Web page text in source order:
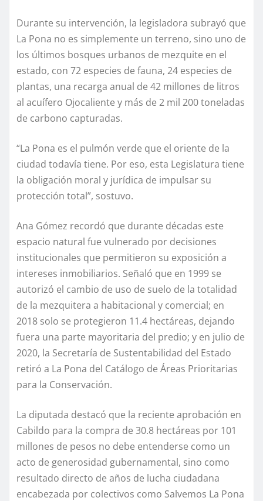
Durante su intervención, la legisladora subrayó que
La Pona no es simplemente un terreno, sino uno de
los últimos bosques urbanos de mezquite en el
estado, con 72 especies de fauna, 24 especies de
plantas, una recarga anual de 42 millones de litros
al acuífero Ojocaliente y más de 2 mil 200 toneladas
de carbono capturadas.
“La Pona es el pulmón verde que el oriente de la
ciudad todavía tiene. Por eso, esta Legislatura tiene
la obligación moral y jurídica de impulsar su
protección total”, sostuvo.
Ana Gómez recordó que durante décadas este
espacio natural fue vulnerado por decisiones
institucionales que permitieron su exposición a
intereses inmobiliarios. Señaló que en 1999 se
autorizó el cambio de uso de suelo de la totalidad
de la mezquitera a habitacional y comercial; en
2018 solo se protegieron 11.4 hectáreas, dejando
fuera una parte mayoritaria del predio; y en julio de
2020, la Secretaría de Sustentabilidad del Estado
retiró a La Pona del Catálogo de Áreas Prioritarias
para la Conservación.
La diputada destacó que la reciente aprobación en
Cabildo para la compra de 30.8 hectáreas por 101
millones de pesos no debe entenderse como un
acto de generosidad gubernamental, sino como
resultado directo de años de lucha ciudadana
encabezada por colectivos como Salvemos La Pona